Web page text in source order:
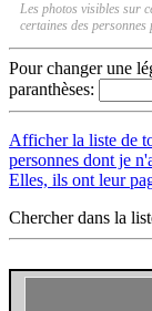
Les photos visibles sur
certaines des personnes
Pour changer une
paranthèses:
Afficher la liste de
personnes dont je
Elles, ils ont leur
Chercher dans la